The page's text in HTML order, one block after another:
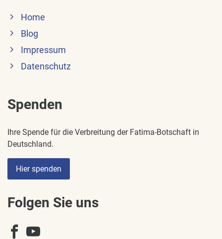
Home
Blog
Impressum
Datenschutz
Spenden
Ihre Spende für die Verbreitung der Fatima-Botschaft in
Deutschland.
Hier spenden
Folgen Sie uns